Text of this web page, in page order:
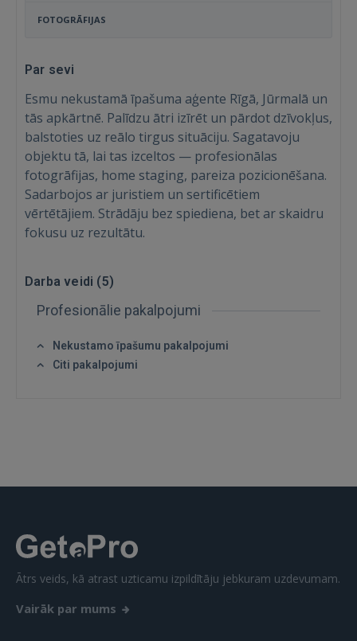
 Sign in with Apple
FOTOGRĀFIJAS
Par sevi
Esmu nekustamā īpašuma aģente Rīgā, Jūrmalā un
tās apkārtnē. Palīdzu ātri izīrēt un pārdot dzīvokļus,
balstoties uz reālo tirgus situāciju. Sagatavoju
objektu tā, lai tas izceltos — profesionālas
fotogrāfijas, home staging, pareiza pozicionēšana.
Sadarbojos ar juristiem un sertificētiem
vērtētājiem. Strādāju bez spiediena, bet ar skaidru
fokusu uz rezultātu.
Darba veidi (5)
Profesionālie pakalpojumi
Nekustamo īpašumu pakalpojumi
Citi pakalpojumi
Ātrs veids, kā atrast uzticamu izpildītāju jebkuram uzdevumam.
Vairāk par mums